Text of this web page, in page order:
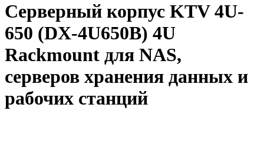
Серверный корпус KTV 4U-
650 (DX-4U650B) 4U
Rackmount для NAS,
серверов хранения данных и
рабочих станций